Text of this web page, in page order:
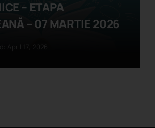
– ETAPA
– 07 MARTIE 2026
April 17, 2026